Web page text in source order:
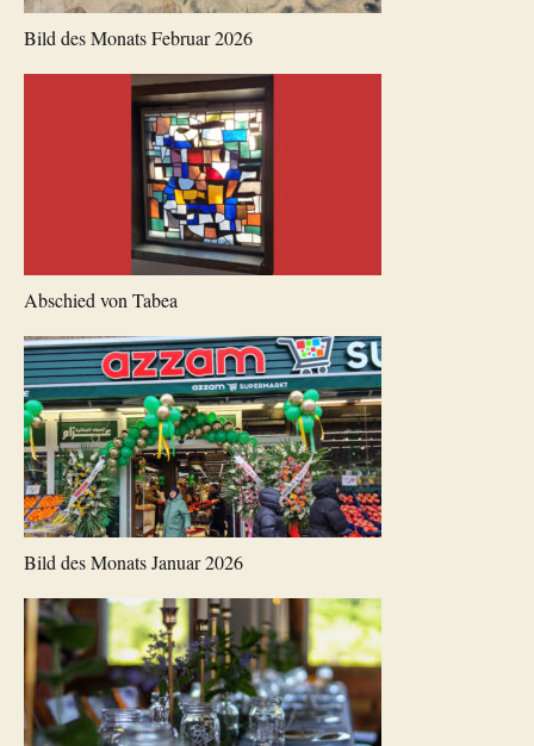
Bild des Monats Februar 2026
Abschied von Tabea
Bild des Monats Januar 2026